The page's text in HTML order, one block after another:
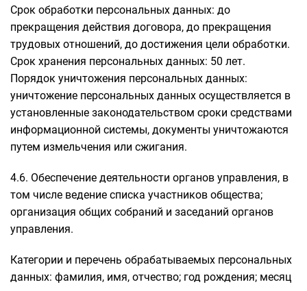
Срок обработки персональных данных: до
прекращения действия договора, до прекращения
трудовых отношений, до достижения цели обработки.
Срок хранения персональных данных: 50 лет.
Порядок уничтожения персональных данных:
уничтожение персональных данных осуществляется в
установленные законодательством сроки средствами
информационной системы, документы уничтожаются
путем измельчения или сжигания.
4.6. Обеспечение деятельности органов управления, в
том числе ведение списка участников общества;
организация общих собраний и заседаний органов
управления.
Категории и перечень обрабатываемых персональных
данных: фамилия, имя, отчество; год рождения; месяц